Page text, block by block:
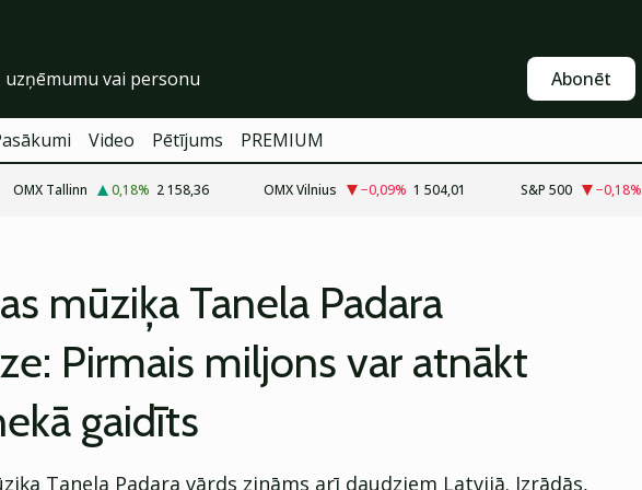
Abonēt
Video Pētījums PREMIUM
OMX Tallinn 0,18% 2 158,36 OMX Vilnius −0,09% 1 504,01 S&P 500 −0,18%
mūziķa Tanela Padara
Pirmais miljons var atnākt
gaidīts
Tanela Padara vārds zināms arī daudziem Latvijā. Izrādās,